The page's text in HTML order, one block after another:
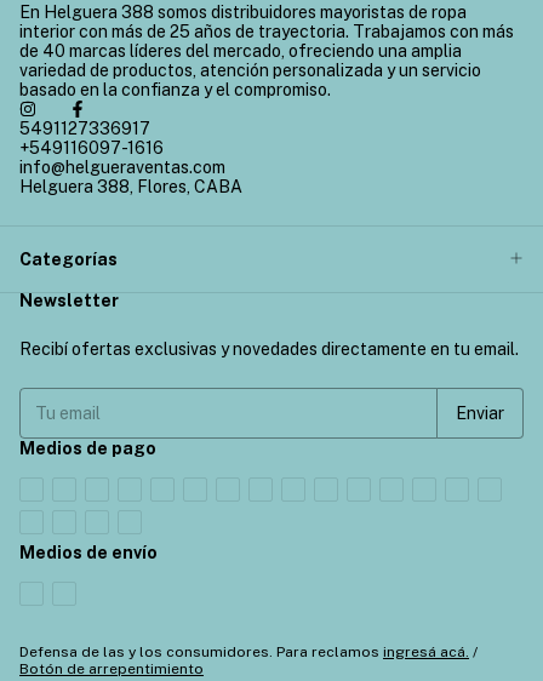
En Helguera 388 somos distribuidores mayoristas de ropa
interior con más de 25 años de trayectoria. Trabajamos con más
de 40 marcas líderes del mercado, ofreciendo una amplia
variedad de productos, atención personalizada y un servicio
basado en la confianza y el compromiso.
5491127336917
+549116097-1616
info@helgueraventas.com
Helguera 388, Flores, CABA
Categorías
Newsletter
Recibí ofertas exclusivas y novedades directamente en tu email.
Medios de pago
Medios de envío
Defensa de las y los consumidores. Para reclamos ingresá acá. /
Botón de arrepentimiento